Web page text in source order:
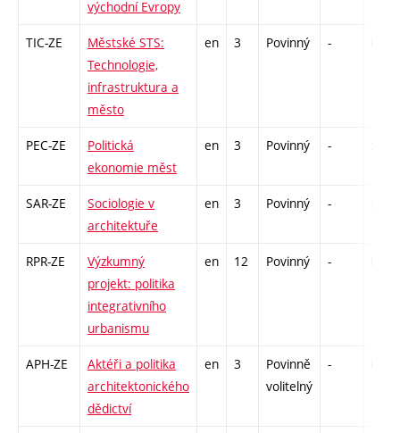
východní Evropy
TIC-ZE
Městské STS:
Technologie,
infrastruktura a
město
en 3 Povinný -
PEC-ZE
Politická
ekonomie měst
en 3 Povinný -
SAR-ZE
Sociologie v
architektuře
en 3 Povinný -
RPR-ZE
Výzkumný
projekt: politika
integrativního
urbanismu
en 12 Povinný -
APH-ZE
Aktéři a politika
architektonického
dědictví
en 3
Povinně
volitelný
-